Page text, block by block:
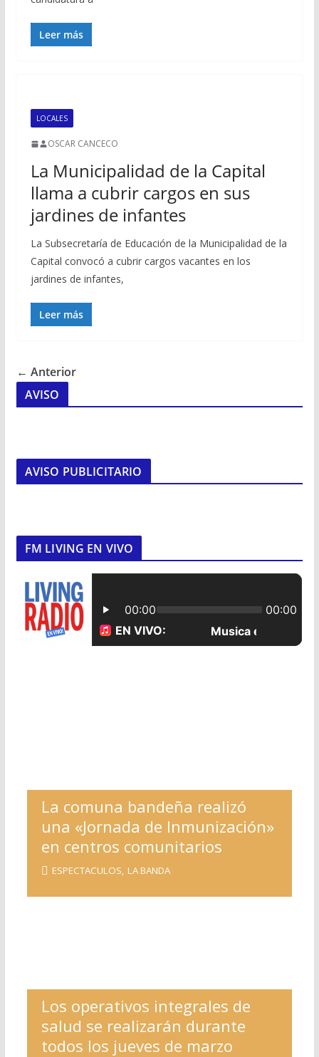
Leer más
LOCALES
OSCAR CANCECO
La Municipalidad de la Capital
llama a cubrir cargos en sus
jardines de infantes
La Subsecretaría de Educación de la Municipalidad de la
Capital convocó a cubrir cargos vacantes en los
jardines de infantes,
Leer más
← Anterior
AVISO
AVISO PUBLICITARIO
FM LIVING EN VIVO
La comuna bandeña realizó
una «Jornada de Inmunización»
en centros comunitarios
ESPECTACULOS LA BANDA
Los operativos integrales de
salud se realizarán durante
todos los jueves de marzo